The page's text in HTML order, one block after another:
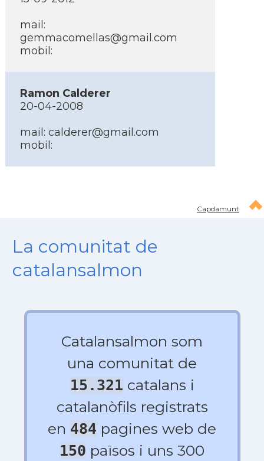
mail:
gemmacomellas@gmail.com
mobil:
Ramon Calderer
20-04-2008
mail: calderer@gmail.com
mobil:
Capdamunt
La comunitat de
catalansalmon
Catalansalmon som
una comunitat de
15.321 catalans i
catalanòfils registrats
en 484 pagines web de
150 països i uns 300